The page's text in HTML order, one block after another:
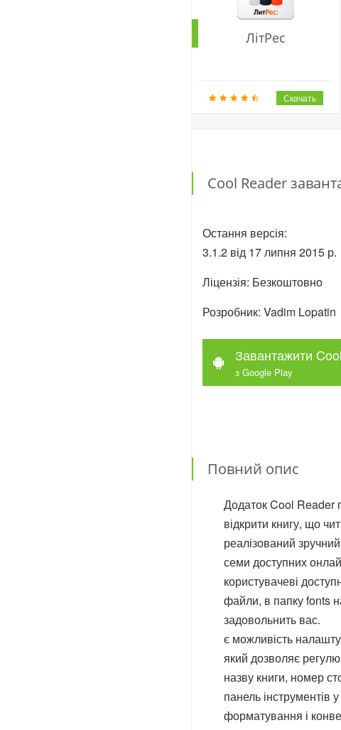
ЛітРес
Cool Reader
Остання версія:
3.1.2 від 17 липня 2015 р.
Ліцензія: Безкоштовно
Розробник: Vadim Lopatin
Завантажити
з Google Play
Повний опис
Додаток Cool Reader
відкрити книгу, що
реалізований
семи доступних
користувачеві
файли, в папку fonts
задовольнить вас.
є можливість
який дозволяє
назву книги, номер
панель інструментів
форматування і